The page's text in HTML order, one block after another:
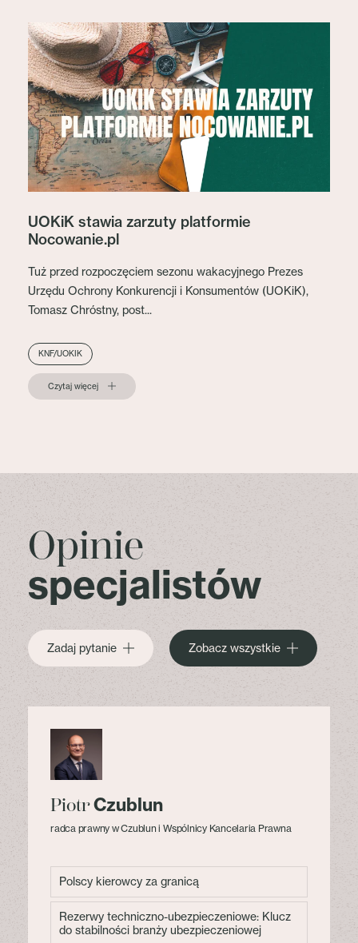
UOKiK stawia zarzuty platformie
Nocowanie.pl
Tuż przed rozpoczęciem sezonu wakacyjnego Prezes
Urzędu Ochrony Konkurencji i Konsumentów (UOKiK),
Tomasz Chróstny, post...
KNF/UOKIK
Czytaj więcej
Opinie
specjalistów
Zadaj pytanie Zobacz wszystkie
PiotrCzublun
radca prawny w Czublun i Wspólnicy Kancelaria Prawna
Polscy kierowcy za granicą
Rezerwy techniczno-ubezpieczeniowe: Klucz
do stabilności branży ubezpieczeniowej